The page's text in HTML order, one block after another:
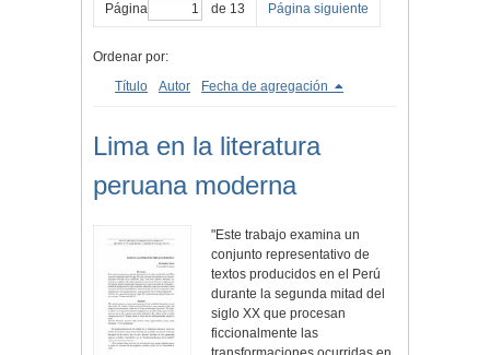
Página de 13 Página siguiente
Ordenar por:
Título
Autor Fecha de agregación
Lima en la literatura
peruana moderna
"Este trabajo examina un
conjunto representativo de
textos producidos en el Perú
durante la segunda mitad del
siglo XX que procesan
ficcionalmente las